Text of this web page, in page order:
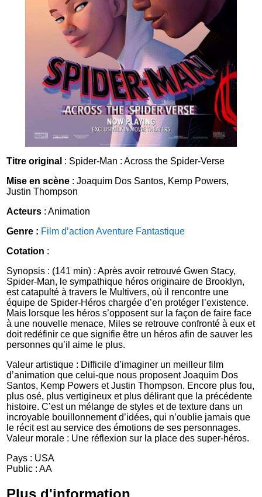
Titre original : Spider-Man : Across the Spider-Verse
Mise en scène : Joaquim Dos Santos, Kemp Powers,
Justin Thompson
Acteurs : Animation
Genre : Film d’action Aventure Fantastique
Cotation :
Synopsis : (141 min) : Après avoir retrouvé Gwen Stacy,
Spider-Man, le sympathique héros originaire de Brooklyn,
est catapulté à travers le Multivers, où il rencontre une
équipe de Spider-Héros chargée d’en protéger l’existence.
Mais lorsque les héros s’opposent sur la façon de faire face
à une nouvelle menace, Miles se retrouve confronté à eux et
doit redéfinir ce que signifie être un héros afin de sauver les
personnes qu’il aime le plus.
Valeur artistique : Difficile d’imaginer un meilleur film
d’animation que celui-que nous proposent Joaquim Dos
Santos, Kemp Powers et Justin Thompson. Encore plus fou,
plus osé, plus vertigineux et plus délirant que la précédente
histoire. C’est un mélange de styles et de texture dans un
incroyable bouillonnement d’idées, qui n’oublie jamais que
le récit est au service des émotions de ses personnages.
Valeur morale : Une réflexion sur la place des super-héros.
Pays : USA
Public : AA